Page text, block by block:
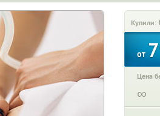
Купили:
от
Цена
∞